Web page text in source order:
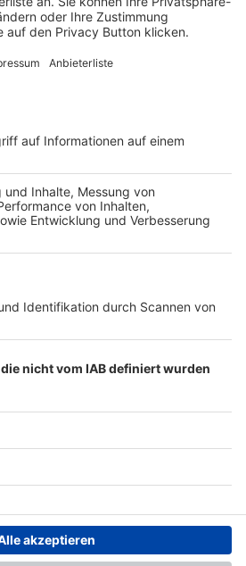
Datenschutz Impressum